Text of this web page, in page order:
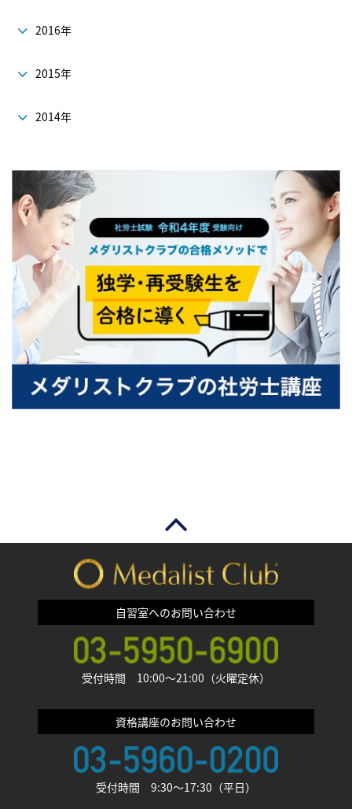
2016年
2015年
2014年
自習室へのお問い合わせ
受付時間 10:00〜21:00（火曜定休）
資格講座のお問い合わせ
受付時間 9:30〜17:30（平日）